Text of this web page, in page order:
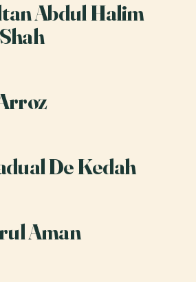
Abdul Halim
De Kedah
Aman